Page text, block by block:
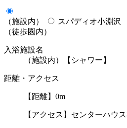
（施設内）
スパディオ小淵沢
（徒歩圏内）
入浴施設名
（施設内）【シャワー】
距離・アクセス
【距離】0m
【アクセス】センターハウ